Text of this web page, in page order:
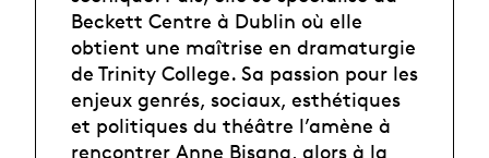
Beckett Centre à Dublin où elle
obtient une maîtrise en dramaturgie
de Trinity College. Sa passion pour les
enjeux genrés, sociaux, esthétiques
et politiques du théâtre l’amène à
rencontrer Anne Bisang, alors à la